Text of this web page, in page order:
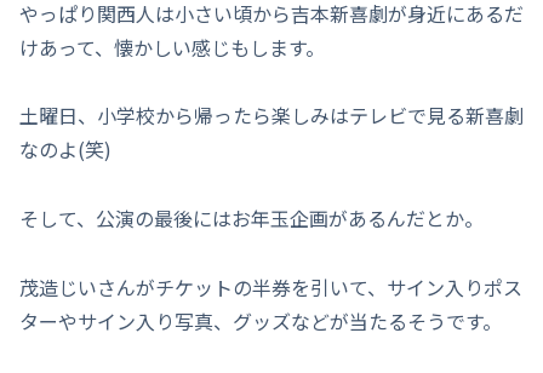
やっぱり関西人は小さい頃から吉本新喜劇が身近にあるだ
けあって、懐かしい感じもします。
土曜日、小学校から帰ったら楽しみはテレビで見る新喜劇
なのよ(笑)
そして、公演の最後にはお年玉企画があるんだとか。
茂造じいさんがチケットの半券を引いて、サイン入りポス
ターやサイン入り写真、グッズなどが当たるそうです。